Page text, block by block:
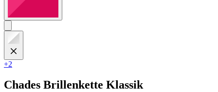
+2
Chades Brillenkette Klassik